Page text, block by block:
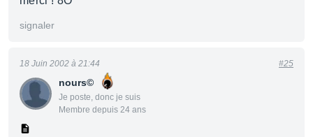
signaler
nours©
Je poste, donc je suis
Membre depuis 24 ans
18 Juin 2002 à 21:44 #25